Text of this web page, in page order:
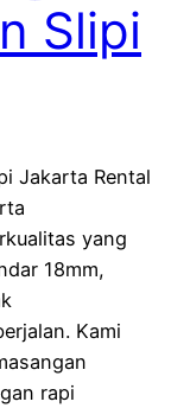
Slipi
Jakarta Rental
yang
18mm,
Kami
rapi